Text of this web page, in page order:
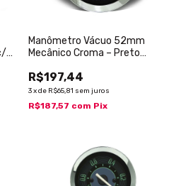
Manômetro Vácuo 52mm
Mecânico Croma – Preto
R$197,44
3xde R$65,81 sem juros
R$187,57 com Pix